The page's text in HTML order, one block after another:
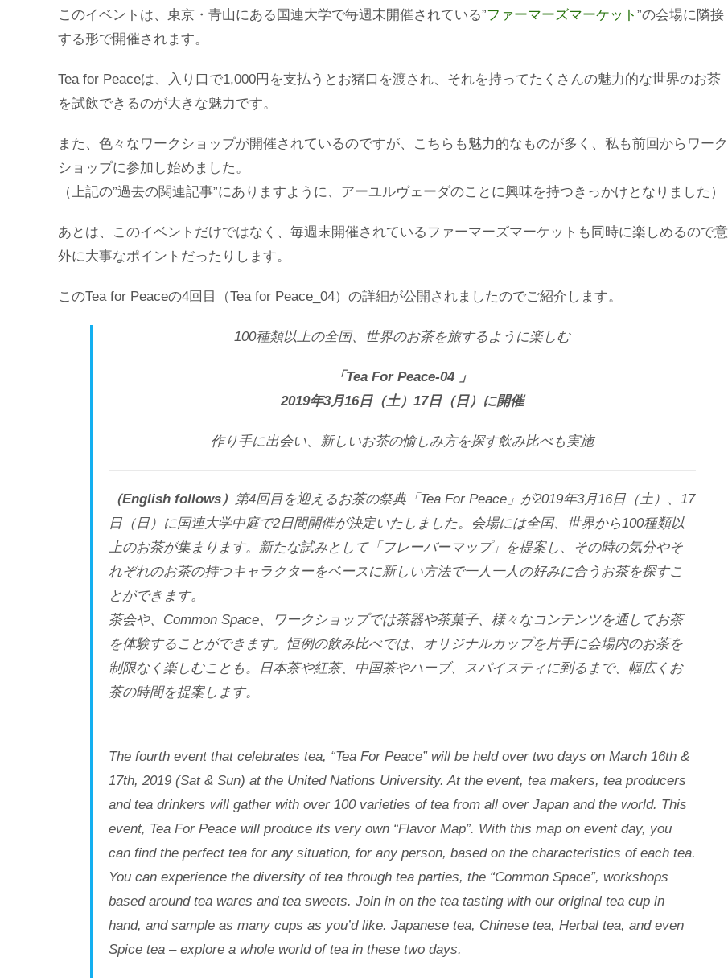
このイベントは、東京・青山にある国連大学で毎週末開催されている”ファーマーズマーケット ”の会場に隣接
する形で開催されます。
Tea for Peaceは、入り口で1,000円を支払うとお猪口を渡され、それを持ってたくさんの魅力的な世界のお茶
を試飲できるのが大きな魅力です。
また、色々なワークショップが開催されているのですが、こちらも魅力的なものが多く、私も前回からワーク
ショップに参加し始めました。
（上記の”過去の関連記事”にありますように、アーユルヴェーダのことに興味を持つきっかけとなりました）
あとは、このイベントだけではなく、毎週末開催されているファーマーズマーケットも同時に楽しめるので意
外に大事なポイントだったりします。
このTea for Peaceの4回目（Tea for Peace_04）の詳細が公開されましたのでご紹介します。
100種類以上の全国、世界のお茶を旅するように楽しむ
「Tea For Peace-04 」
2019年3月16日（土）17日（日）に開催
作り手に出会い、新しいお茶の愉しみ方を探す飲み比べも実施
（English follows）
第4回目を迎えるお茶の祭典「Tea For Peace」が2019年3月16日（土）、17
日（日）に国連大学中庭で2日間開催が決定いたしました。会場には全国、世界から100種類以
上のお茶が集まります。新たな試みとして「フレーバーマップ」を提案し、その時の気分やそ
れぞれのお茶の持つキャラクターをベースに新しい方法で一人一人の好みに合うお茶を探すこ
とができます。
茶会や、Common Space、ワークショップでは茶器や茶菓子、様々なコンテンツを通してお茶
を体験することができます。恒例の飲み比べでは、オリジナルカップを片手に会場内のお茶を
制限なく楽しむことも。日本茶や紅茶、中国茶やハーブ、スパイスティに到るまで、幅広くお
茶の時間を提案します。
The fourth event that celebrates tea, “Tea For Peace” will be held over two days on March 16th &
17th, 2019 (Sat & Sun) at the United Nations University. At the event, tea makers, tea producers
and tea drinkers will gather with over 100 varieties of tea from all over Japan and the world. This
event, Tea For Peace will produce its very own “Flavor Map”. With this map on event day, you
can find the perfect tea for any situation, for any person, based on the characteristics of each tea.
You can experience the diversity of tea through tea parties, the “Common Space”, workshops
based around tea wares and tea sweets. Join in on the tea tasting with our original tea cup in
hand, and sample as many cups as you’d like. Japanese tea, Chinese tea, Herbal tea, and even
Spice tea – explore a whole world of tea in these two days.